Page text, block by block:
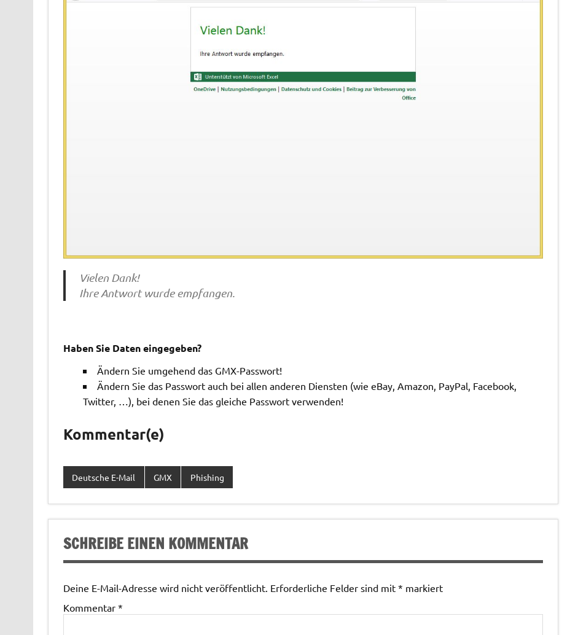
Vielen Dank!
Ihre Antwort wurde empfangen.
Haben Sie Daten eingegeben?
Ändern Sie umgehend das GMX-Passwort!
Ändern Sie das Passwort auch bei allen anderen Diensten (wie eBay, Amazon, PayPal, Facebook,
Twitter, …), bei denen Sie das gleiche Passwort verwenden!
Kommentar(e)
Deutsche E-Mail GMX Phishing
SCHREIBE EINEN KOMMENTAR
Deine E-Mail-Adresse wird nicht veröffentlicht. Erforderliche Felder sind mit * markiert
Kommentar *